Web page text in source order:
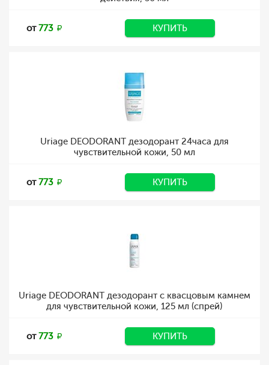
от773 КУПИТЬ
Uriage DEODORANT дезодорант 24часа для
чувствительной кожи, 50 мл
от773 КУПИТЬ
Uriage DEODORANT дезодорант с квасцовым камнем
для чувствительной кожи, 125 мл (спрей)
от773 КУПИТЬ